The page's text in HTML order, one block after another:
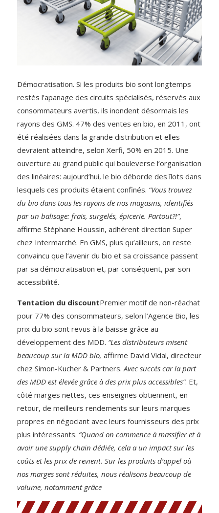
Démocratisation. Si les produits bio sont longtemps
restés l’apanage des circuits spécialisés, réservés aux
consommateurs avertis, ils inondent désormais les
rayons des GMS. 47% des ventes en bio, en 2011, ont
été réalisées dans la grande distribution et elles
devraient atteindre, selon Xerfi, 50% en 2015. Une
ouverture au grand public qui bouleverse l’organisation
des linéaires: aujourd’hui, le bio déborde des îlots dans
lesquels ces produits étaient confinés. “Vous trouvez
du bio dans tous les rayons de nos magasins, identifiés
par un balisage: frais, surgelés, épicerie. Partout?!”,
affirme Stéphane Houssin, adhérent direction Super
chez Intermarché. En GMS, plus qu’ailleurs, on reste
convaincu que l’avenir du bio et sa croissance passent
par sa démocratisation et, par conséquent, par son
accessibilité.
Tentation du discountPremier motif de non-réachat
pour 77% des consommateurs, selon l’Agence Bio, les
prix du bio sont revus à la baisse grâce au
développement des MDD. “Les distributeurs misent
beaucoup sur la MDD bio, affirme David Vidal, directeur
chez Simon-Kucher & Partners. Avec succès car la part
des MDD est élevée grâce à des prix plus accessibles”. Et,
côté marges nettes, ces enseignes obtiennent, en
retour, de meilleurs rendements sur leurs marques
propres en négociant avec leurs fournisseurs des prix
plus intéressants. “Quand on commence à massifier et à
avoir une supply chain dédiée, cela a un impact sur les
coûts et les prix de revient. Sur les produits d’appel où
nos marges sont réduites, nous réalisons beaucoup de
volume, notamment grâce